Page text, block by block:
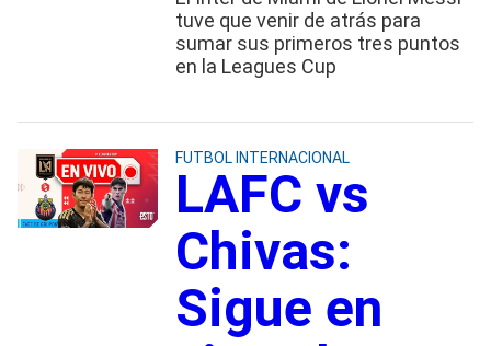
tuve que venir de atrás para
sumar sus primeros tres puntos
en la Leagues Cup
FUTBOL INTERNACIONAL
LAFC vs
Chivas:
Sigue en